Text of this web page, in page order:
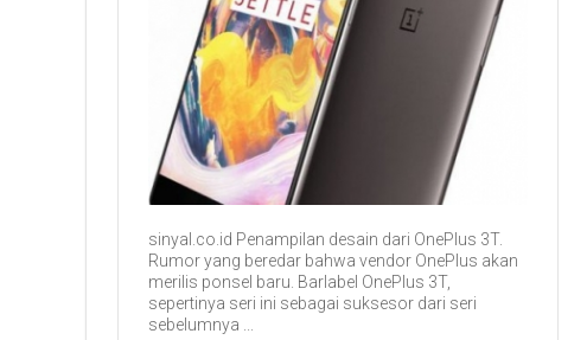
sinyal.co.id Penampilan desain dari OnePlus 3T.
Rumor yang beredar bahwa vendor OnePlus akan
merilis ponsel baru. Barlabel OnePlus 3T,
sepertinya seri ini sebagai suksesor dari seri
sebelumnya ...